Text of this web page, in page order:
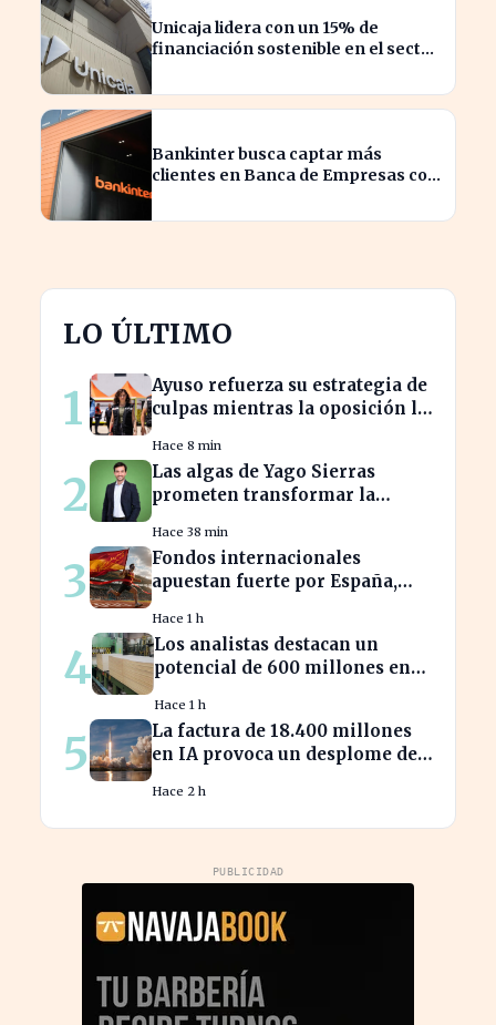
Unicaja lidera con un 15% de
financiación sostenible en el sector
Bankinter busca captar más
clientes en Banca de Empresas con
LO ÚLTIMO
1
Ayuso refuerza su estrategia de
culpas mientras la oposición la
Hace 8 min
2
Las algas de Yago Sierras
prometen transformar la
sostenibles
Hace 38 min
3
Fondos internacionales
apuestan fuerte por España,
20.000
Hace 1 h
4
Los analistas destacan un
potencial de 600 millones en
celulosa
Hace 1 h
5
La factura de 18.400 millones
en IA provoca un desplome del
Hace 2 h
PUBLICIDAD